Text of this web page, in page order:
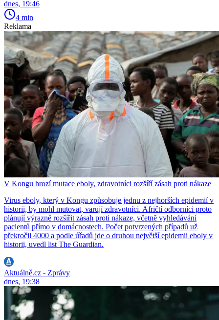
dnes, 19:46
4 min
Reklama
V Kongu hrozí mutace eboly, zdravotníci rozšíří zásah proti nákaze
Virus eboly, který v Kongu způsobuje jednu z nejhorších epidemií v
historii, by mohl mutovat, varují zdravotníci. Afričtí odborníci proto
plánují výrazně rozšířit zásah proti nákaze, včetně vyhledávání
pacientů přímo v domácnostech. Počet potvrzených případů už
překročil 4000 a podle úřadů jde o druhou největší epidemii eboly v
historii, uvedl list The Guardian.
Aktuálně.cz - Zprávy
dnes, 19:38